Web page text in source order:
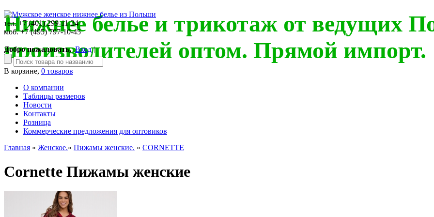
Нижнее белье и трикотаж от ведущих
производителей оптом. Прямой импорт.
тел. +7 (401) 299-11-24
моб. +7 (495) 797-10-45
Добро пожаловать, Вход|
В корзине, 0 товаров
О компании
Таблицы размеров
Новости
Контакты
Розница
Коммерческие предложения для оптовиков
Главная » Женское.» Пижамы женские. » CORNETTE
Cornette Пижамы женские